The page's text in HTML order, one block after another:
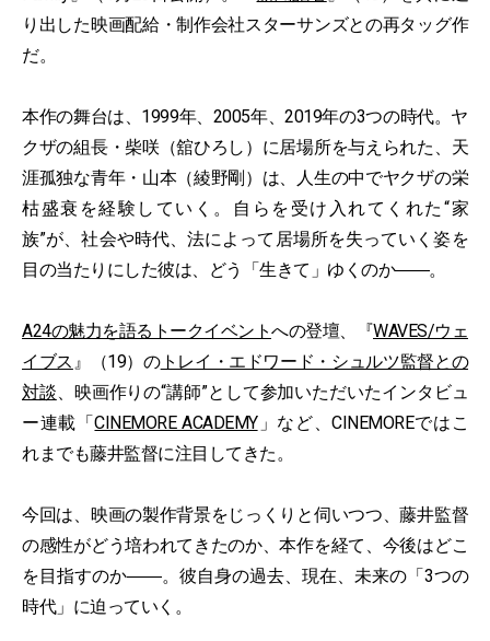
り出した映画配給・制作会社スターサンズとの再タッグ作
だ。
本作の舞台は、1999年、2005年、2019年の3つの時代。ヤ
クザの組長・柴咲（舘ひろし）に居場所を与えられた、天
涯孤独な青年・山本（綾野剛）は、人生の中でヤクザの栄
枯盛衰を経験していく。自らを受け入れてくれた“家
族”が、社会や時代、法によって居場所を失っていく姿を
目の当たりにした彼は、どう「生きて」ゆくのか――。
A24の魅力を語るトークイベントへの登壇、『WAVES/ウェ
イブス 』（19）のトレイ・エドワード・シュルツ監督との
対談、映画作りの“講師”として参加いただいたインタビュ
ー連載「CINEMORE ACADEMY」など、CINEMOREではこ
れまでも藤井監督に注目してきた。
今回は、映画の製作背景をじっくりと伺いつつ、藤井監督
の感性がどう培われてきたのか、本作を経て、今後はどこ
を目指すのか――。彼自身の過去、現在、未来の「3つの
時代」に迫っていく。